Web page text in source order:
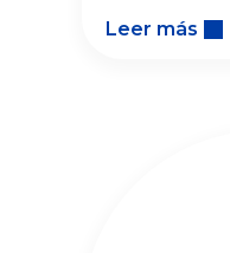
objetivo de
Leer más